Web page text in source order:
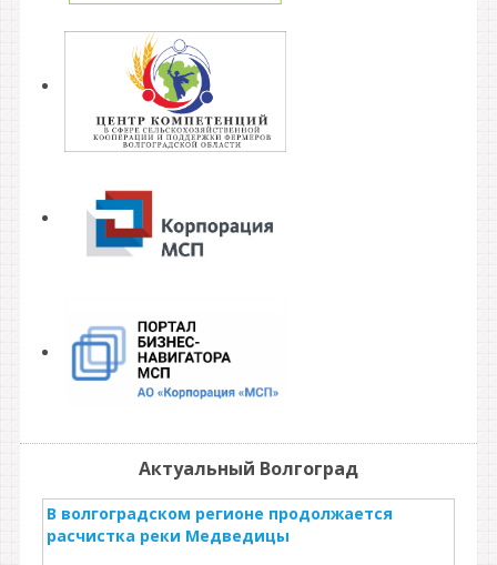
Актуальный Волгоград
В волгоградском регионе продолжается
расчистка реки Медведицы